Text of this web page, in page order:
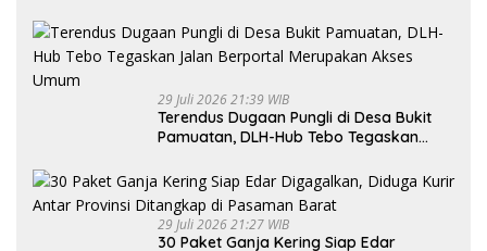
29 Juli 2026 21:39 WIB
Terendus Dugaan Pungli di Desa Bukit
Pamuatan, DLH-Hub Tebo Tegaskan
Umum
29 Juli 2026 21:27 WIB
30 Paket Ganja Kering Siap Edar